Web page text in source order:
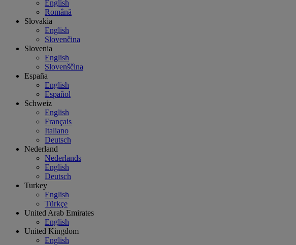
English
Română
Slovakia
English
Slovenčina
Slovenia
English
Slovenščina
España
English
Español
Schweiz
English
Français
Italiano
Deutsch
Nederland
Nederlands
English
Deutsch
Turkey
English
Türkçe
United Arab Emirates
English
United Kingdom
English